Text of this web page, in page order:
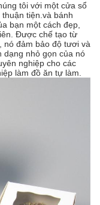
tôi với một cửa sổ
tiện.và bánh
bạn một cách đẹp,
Được chế tạo từ
nó đảm bảo độ tươi và
dạng nhỏ gọn của nó
nghiệp cho các
làm đồ ăn tự làm.